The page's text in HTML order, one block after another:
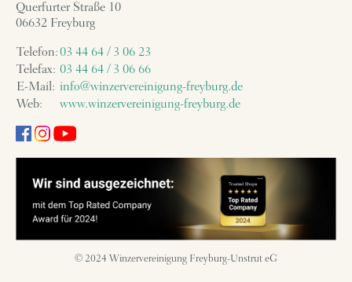
Querfurter Straße 10
06632 Freyburg
Telefon:03 44 64 / 3 06 23
Telefax: 03 44 64 / 3 06 66
E-Mail: info@winzervereinigung-freyburg.de
Web:
www.winzervereinigung-freyburg.de
© 2024 Winzervereinigung Freyburg-Unstrut eG